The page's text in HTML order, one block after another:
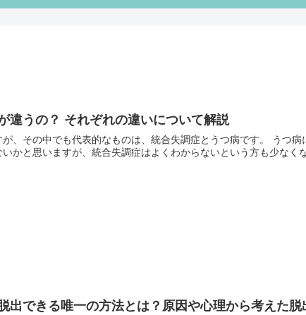
違うの？ それぞれの違いについて解説
、その中でも代表的なものは、統合失調症とうつ病です。 うつ病
かと思いますが、統合失調症はよくわからないという方も少なく
出できる唯一の方法とは？原因や心理から考えた